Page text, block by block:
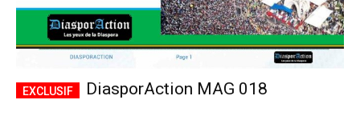
DiasporAction MAG 018